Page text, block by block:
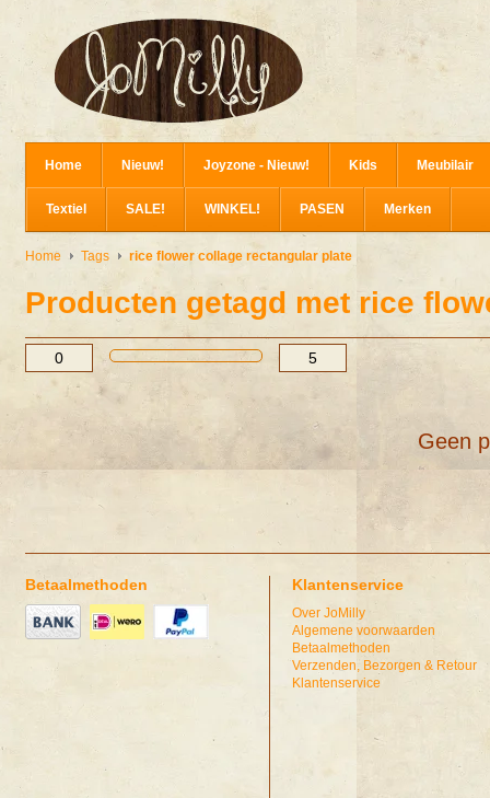
Home Nieuw! Joyzone - Nieuw! Kids Meubilair
Textiel SALE! WINKEL! PASEN Merken
Home Tags rice flower collage rectangular plate
Producten getagd met rice
Geen
Betaalmethoden Klantenservice
Over JoMilly
Algemene voorwaarden
Betaalmethoden
Verzenden, Bezorgen & Retour
Klantenservice